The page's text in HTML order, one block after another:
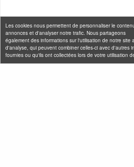
Les cookies nous permettent de personnaliser le
annonces et d'analyser notre trafic. Nous partageons
également des informations sur l'utilisation de notre site
d'analyse, qui peuvent combiner celles-ci avec d'autres
fournies ou qu'ils ont collectées lors de votre utilisation